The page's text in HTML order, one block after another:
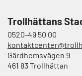
Trollhättans
0520-49 50 00
Gärdhemsvägen 9
461 83 Trollhättan